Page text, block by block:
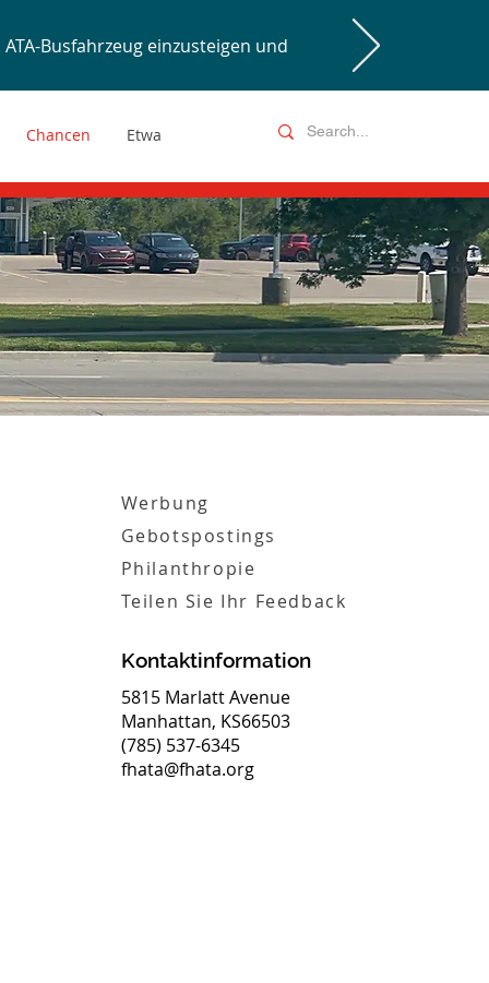
Busfahrzeug einzusteigen und
Chancen Etwa
Werbung
Gebotspostings
Philanthropie
Teilen Sie Ihr Feedback
Kontaktinformation
5815 Marlatt Avenue
Manhattan, KS66503
(785) 537-6345
fhata@fhata.org